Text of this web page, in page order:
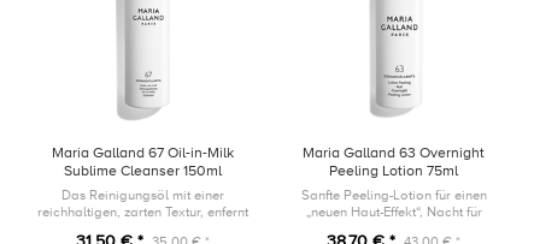
Maria Galland 67 Oil-in-Milk
Sublime Cleanser 150ml
Das Reinigungsöl mit einer
reichhaltigen, zarten Textur, enfernt
Maria Galland 63 Overnight
Peeling Lotion 75ml
Sanfte Peeling-Lotion für einen
„neuen Haut-Effekt“, Nacht für